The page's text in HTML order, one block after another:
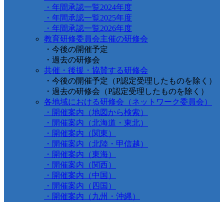
・年間承認一覧2024年度
・年間承認一覧2025年度
・年間承認一覧2026年度
教育研修委員会主催の研修会
・今後の開催予定
・過去の研修会
共催・後援・協賛する研修会
・今後の開催予定（P認定受理したものを除く）
・過去の研修会（P認定受理したものを除く）
各地域における研修会（ネットワーク委員会）
・開催案内（地図から検索）
・開催案内（北海道・東北）
・開催案内（関東）
・開催案内（北陸・甲信越）
・開催案内（東海）
・開催案内（関西）
・開催案内（中国）
・開催案内（四国）
・開催案内（九州・沖縄）